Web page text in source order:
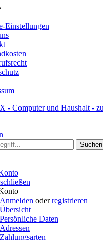
Einstellungen
Suchen
Anmelden oderregistrieren
Übersicht
Persönliche Daten
Adressen
Zahlungsarten